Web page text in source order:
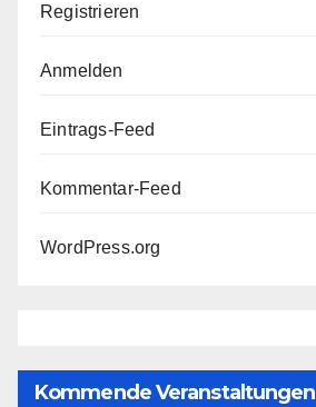
Registrieren
Anmelden
Eintrags-Feed
Kommentar-Feed
WordPress.org
Kommende Veranstaltungen